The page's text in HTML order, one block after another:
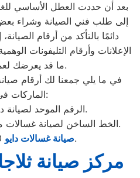
بعد أن حددت العطل الأساسي
إلى طلب فني الصيانة وشراء
دائمًا بالتأكد من أرقام
الإعلانات وأرقام التليفونات
ما قد يعرضك لعمليات النصب.
في ما يلي جمعنا لك أرقام صيانة
الماركات في الفيوم:
الرقم الموحد لصيانة دايو 01010916814.
الخط الساخن لصيانة غسالات ملابس دايو 01210999852.
صيانة غسالات دايو01096922100.
مركز صيانة